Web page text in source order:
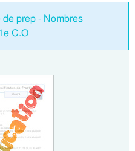
prep - Nombres
C.O